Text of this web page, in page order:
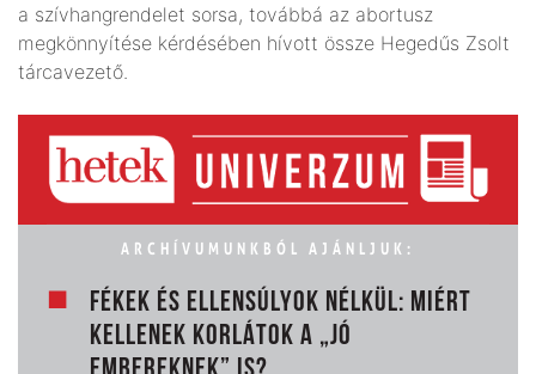
a szívhangrendelet sorsa, továbbá az abortusz
megkönnyítése kérdésében hívott össze Hegedűs Zsolt
tárcavezető.
ARCHÍVUMUNKBÓL AJÁNLJUK:
FÉKEK ÉS ELLENSÚLYOK NÉLKÜL: MIÉRT
KELLENEK KORLÁTOK A „JÓ